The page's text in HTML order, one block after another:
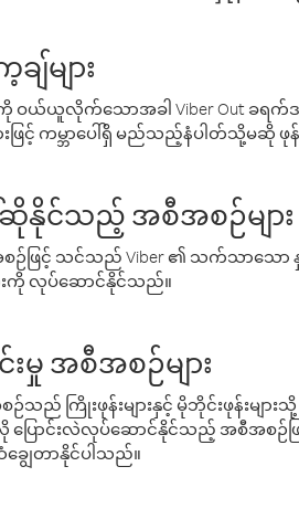
များ
ဝယ်ယူလိုက်သောအခါ Viber Out ခ
ဖြင့် ကမ္ဘာပေါ်ရှိ မည်သည့်နံပါတ်သို့မဆို ဖု
ဆိုနိုင်သည့် အစီအစဉ်များ
ဉ်ဖြင့် သင်သည် Viber ၏ သက်သာသော
းကို လုပ်ဆောင်နိုင်သည်။
မှု အစီအစဉ်များ
သည် ကြိုးဖုန်းများနှင့် မိုဘိုင်းဖုန်းမျ
ြောင်းလဲလုပ်ဆောင်နိုင်သည့် အစီအစဉ်ဖ
ချွေတာနိုင်ပါသည်။